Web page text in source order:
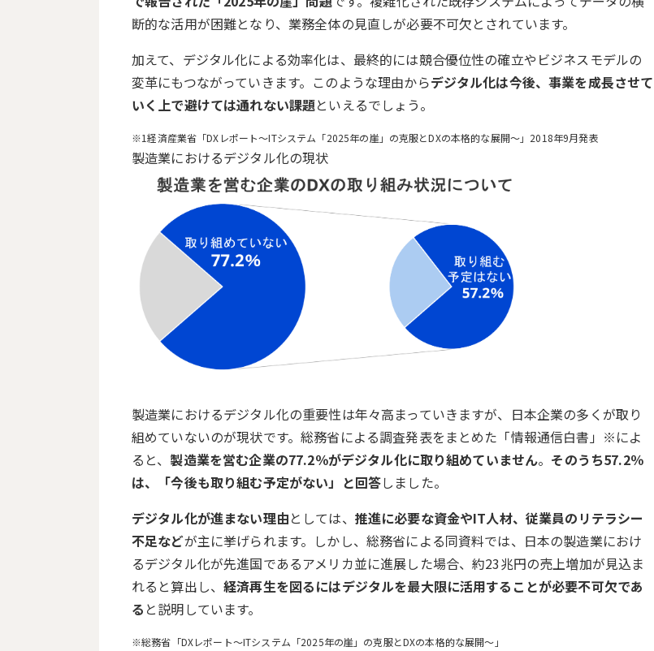
断的な活用が困難となり、業務全体の見直しが必要不可欠とされています。
加えて、デジタル化による効率化は、最終的には競合優位性の確立やビジネスモデルの
変革にもつながっていきます。このような理由からデジタル化は今後、事業を成長させて
いく上で避けては通れない課題といえるでしょう。
経済産業省「DXレポート～ITシステム「2025年の崖」の克服とDXの本格的な展開～」2018年9月発表
製造業におけるデジタル化の現状
製造業におけるデジタル化の重要性は年々高まっていきますが、日本企業の多くが取り
組めていないのが現状です。総務省による調査発表をまとめた「情報通信白書」※によ
ると、 製造業を営む企業の77.2％がデジタル化に取り組めていません。 そのうち57.2％
は、「今後も取り組む予定がない」と回答しました。
デジタル化が進まない理由としては、 推進に必要な資金やIT人材、従業員のリテラシー
不足などが主に挙げられます。しかし、総務省による同資料では、日本の製造業におけ
るデジタル化が先進国であるアメリカ並に進展した場合、約23兆円の売上増加が見込ま
れると算出し、経済再生を図るにはデジタルを最大限に活用することが必要不可欠であ
る と説明しています。
総務省「DXレポート～ITシステム「2025年の崖」の克服とDXの本格的な展開～ 」